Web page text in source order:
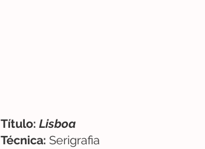
Título: Lisboa
Técnica: Serigrafia